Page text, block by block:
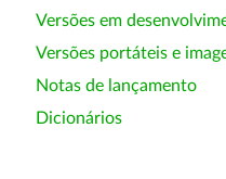
Versões em
Versões portáteis e
Notas de lançamento
Dicionários